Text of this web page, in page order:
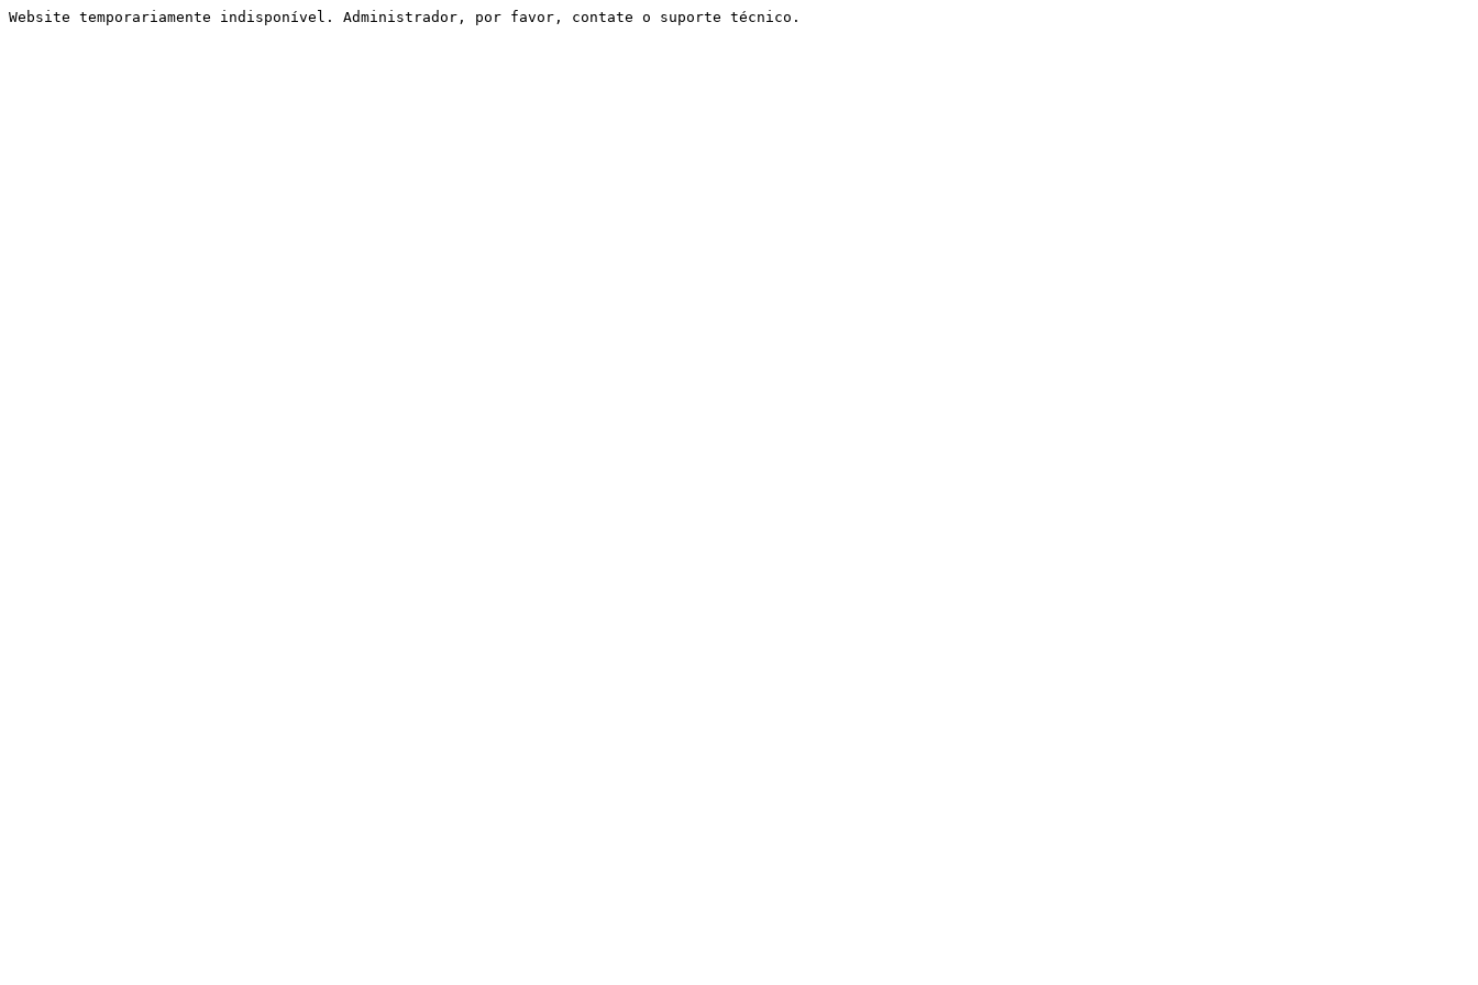
Website temporariamente indisponível. Administrador, por favor, contate o suporte técnico.